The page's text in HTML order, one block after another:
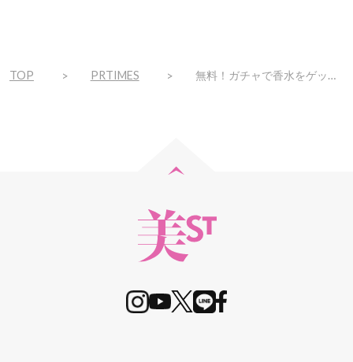
TOP PRTIMES 無料！ガチャで香水をゲット。STAY HOMEを香りで彩る。